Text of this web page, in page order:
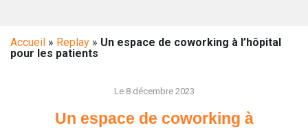
Accueil » Replay » Un espace de coworking à l’hôpital
pour les patients
Le 8 décembre 2023
Un espace de coworking à